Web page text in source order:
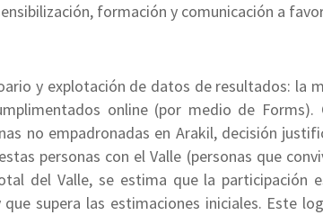
formación y comunicación a
y explotación de datos de resultados: la
online (por medio de
no empadronadas en Arakil, decisión
personas con el Valle (personas que
del Valle, se estima que la participación
que supera las estimaciones iniciales. Este